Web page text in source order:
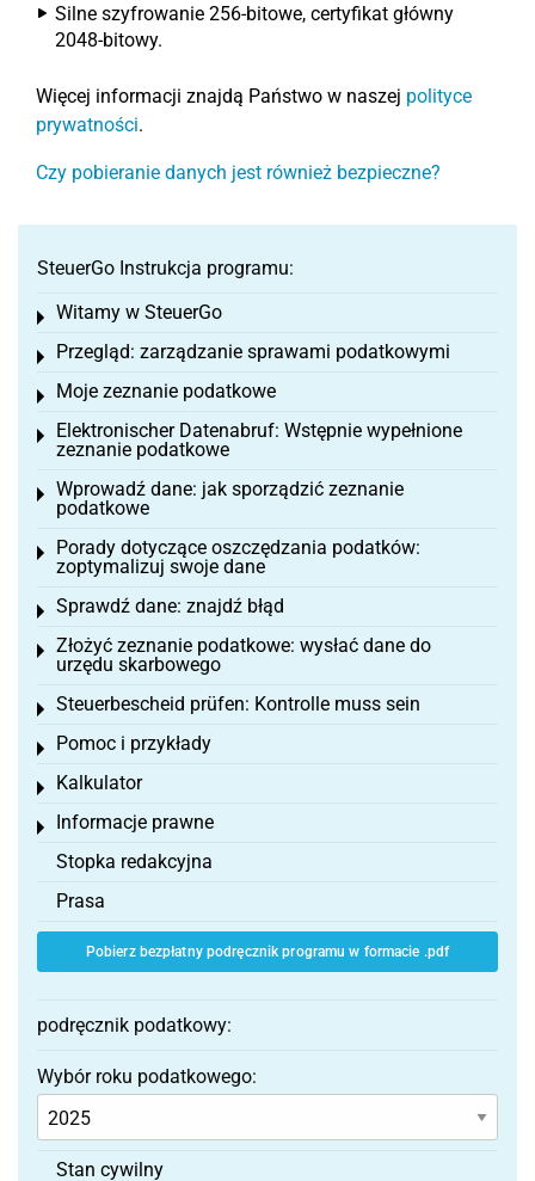
Silne szyfrowanie 256-bitowe, certyfikat główny
2048-bitowy.
Więcej informacji znajdą Państwo w naszej polityce
prywatności.
Czy pobieranie danych jest również bezpieczne?
SteuerGo Instrukcja programu:
Witamy w SteuerGo
Toggle menu
Przegląd: zarządzanie sprawami podatkowymi
Toggle menu
Moje zeznanie podatkowe
Toggle menu
Elektronischer Datenabruf: Wstępnie wypełnione
zeznanie podatkowe
Toggle menu
Wprowadź dane: jak sporządzić zeznanie
podatkowe
Toggle menu
Porady dotyczące oszczędzania podatków:
zoptymalizuj swoje dane
Toggle menu
Sprawdź dane: znajdź błąd
Toggle menu
Złożyć zeznanie podatkowe: wysłać dane do
urzędu skarbowego
Toggle menu
Steuerbescheid prüfen: Kontrolle muss sein
Toggle menu
Pomoc i przykłady
Toggle menu
Kalkulator
Toggle menu
Informacje prawne
Toggle menu
Stopka redakcyjna
Prasa
Pobierz bezpłatny podręcznik programu w formacie .pdf
podręcznik podatkowy:
Wybór roku podatkowego:
Stan cywilny